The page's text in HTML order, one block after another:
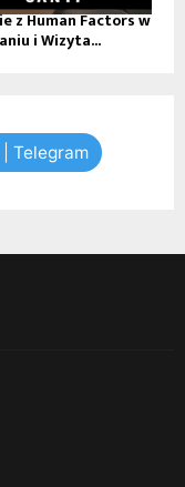
z Human Factors w
i Wizyta...
Telegram